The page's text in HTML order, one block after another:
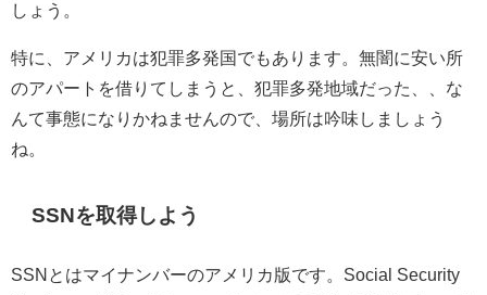
しょう。
特に、アメリカは犯罪多発国でもあります。無闇に安い所
のアパートを借りてしまうと、犯罪多発地域だった、、な
んて事態になりかねませんので、場所は吟味しましょう
ね。
SSNを取得しよう
SSNとはマイナンバーのアメリカ版です。Social Security